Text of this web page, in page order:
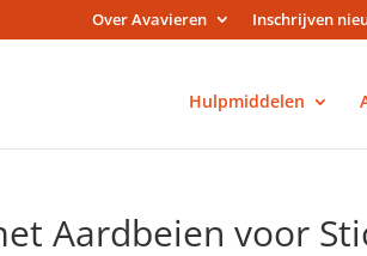
Over Avavieren Inschrijven
Hulpmiddelen
Aardbeien voor